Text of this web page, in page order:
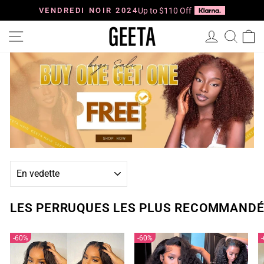
Diaporama
Pause
VENDREDI NOIR 2024 Up to $110 Off
Se
APPLIQUER
LES PERRUQUES LES PLUS
60% 60%